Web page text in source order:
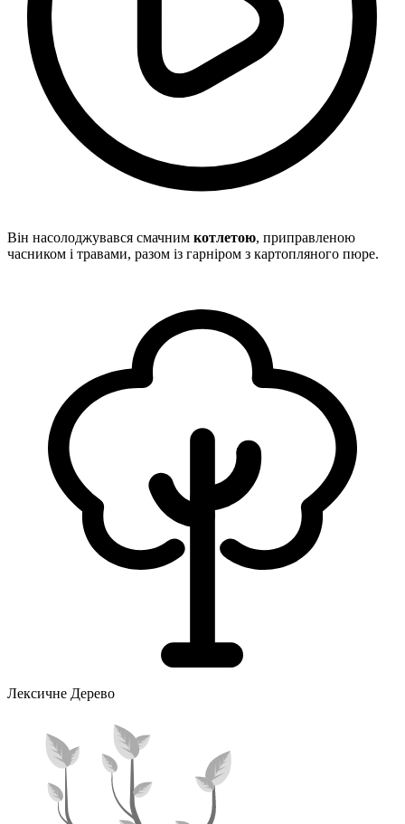
Він насолоджувався смачним котлетою, приправленою
часником і травами, разом із гарніром з картопляного пюре.
Лексичне Дерево